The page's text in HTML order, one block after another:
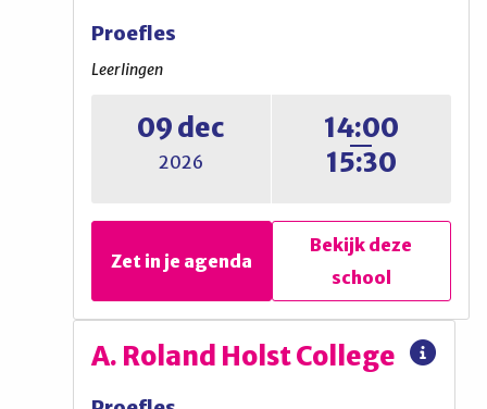
Open lesmiddag (opgeven via
website ISH)
Zet in je agenda
school
Proefles
Leerlingen
09 dec
2026
14:00
15:30
Zet in je agenda
Bekijk deze
school
Gemeentelijk
A. Roland Holst College